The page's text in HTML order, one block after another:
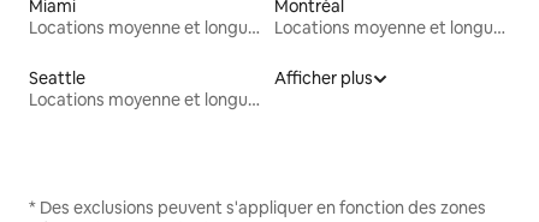
Miami
Locations moyenne et longue durée
Montréal
Locations moyenne et longue durée
Seattle
Locations moyenne et longue durée
Afficher plus
* Des exclusions peuvent s'appliquer en fonction des zones